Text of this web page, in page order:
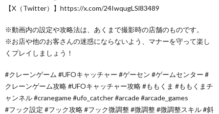
【X（Twitter）】https://x.com/24IwqugLSl83489
※動画内の設定や攻略法は、あくまで撮影時の店舗のものです。
※お店や他のお客さんの迷惑にならないよう、マナーを守って楽し
くプレイしましょう！
#クレーンゲーム #UFOキャッチャー #ゲーセン #ゲームセンター #
クレーンゲーム攻略 #UFOキャッチャー攻略 #ももくま #ももくまチ
ャンネル #cranegame #ufo_catcher #arcade #arcade_games
#フック設定 #フック攻略 #フック微調整 #微調整 #微調整スキル #斜